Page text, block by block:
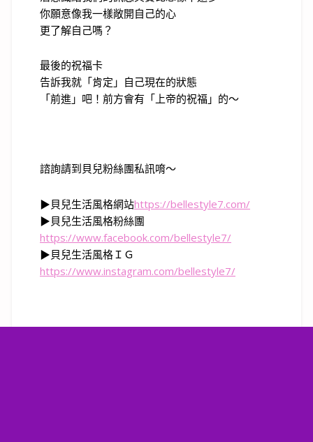
你願意像我一樣敞開自己的心
更了解自己嗎？
最後的祝福卡
告訴我就「肯定」自己現在的狀態
「前進」吧！前方會有「上帝的祝福」的～
諮詢請到貝兒粉絲團私訊唷～
▶貝兒生活風格網站https://bellestyle7.com/
▶貝兒生活風格粉絲團
https://www.facebook.com/bellestyle7/
▶貝兒生活風格ＩＧ
https://www.instagram.com/bellestyle7/